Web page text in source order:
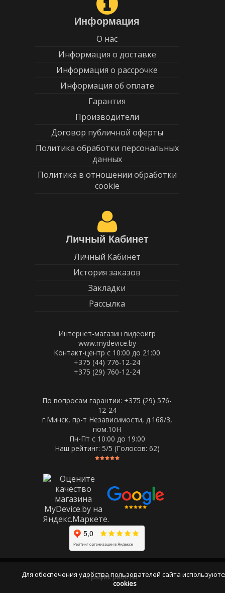
Информация
О нас
Информация о доставке
Информация о рассрочке
Информация об оплате
Гарантия
Производители
Договор публичной оферты
Политика обработки персональных
данных
Политика в отношении обработки
cookie
Личный Кабинет
Личный Кабинет
История заказов
Закладки
Рассылка
Интернет-магазин видеоигр
www.mydevice.by
Контакт-центр с 10:00 до 21:00
+375 (44) 776-12-24
+375 (29) 760-12-24
По вопросам гарантии: +375 (29) 576-
12-24
г.Минск, пр-т Независимости, д.168/3,
пом.10Н
Пн-Пт c 10:00 до 19:00
Наш рейтинг: 5/5 (Голосов: 62)
График работы
Для обеспечения удобства пользователей сайта
cookies